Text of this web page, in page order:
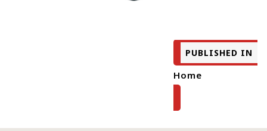
PUBLISHED IN
Home